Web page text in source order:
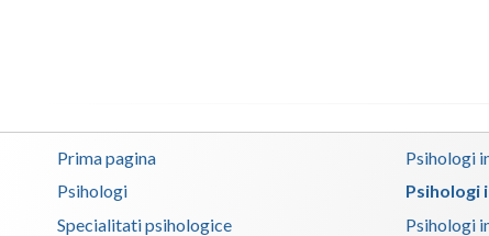
Prima pagina
Psihologi
Specialitati psihologice
Psihologi
Psihologi
Psihologi